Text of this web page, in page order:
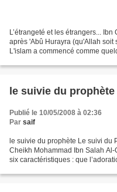
L’étrangeté et les étrangers...
après 'Abû Hurayra (qu'Allah soit
L'islam a commencé comme
le suivie du prophète
Publié le 10/05/2008 à 02:36
Par saif
le suivie du prophète Le suivi du
Cheikh Mohammad Ibn Salah
six caractéristiques : que